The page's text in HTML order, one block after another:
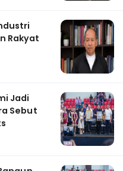
Rakyat
Jadi
Sebut